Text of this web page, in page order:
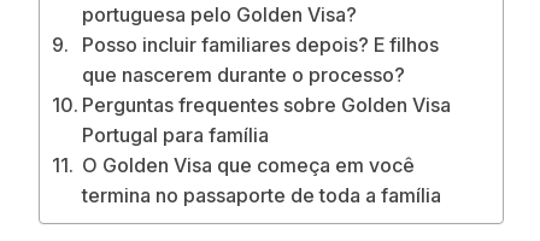
portuguesa pelo Golden Visa?
Posso incluir familiares depois? E filhos
que nascerem durante o processo?
Perguntas frequentes sobre Golden Visa
Portugal para família
O Golden Visa que começa em você
termina no passaporte de toda a família